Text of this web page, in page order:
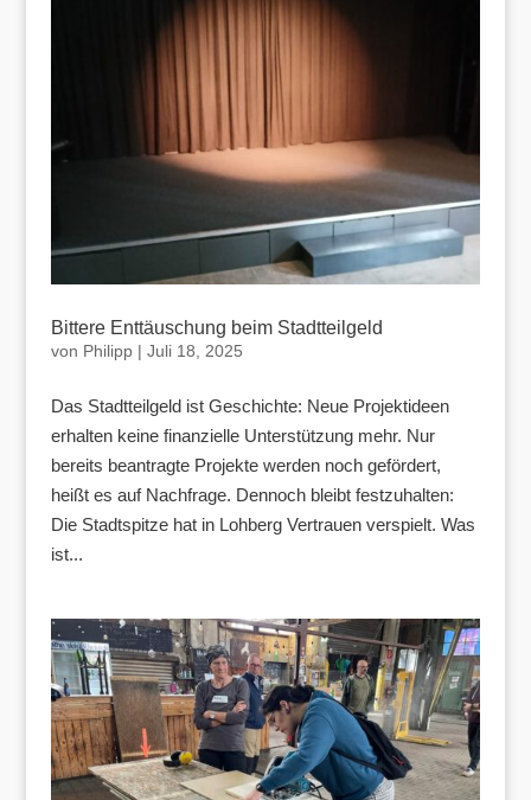
Bittere Enttäuschung beim Stadtteilgeld
von Philipp| Juli 18, 2025
Das Stadtteilgeld ist Geschichte: Neue Projektideen
erhalten keine finanzielle Unterstützung mehr. Nur
bereits beantragte Projekte werden noch gefördert,
heißt es auf Nachfrage. Dennoch bleibt festzuhalten:
Die Stadtspitze hat in Lohberg Vertrauen verspielt. Was
ist...